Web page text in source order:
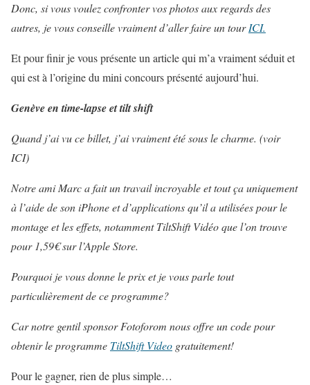
Donc, si vous voulez confronter vos photos aux regards des
autres, je vous conseille vraiment d’aller faire un tourICI.
Et pour finir je vous présente un article qui m’a vraiment séduit et
qui est à l’origine du mini concours présenté aujourd’hui.
Genève en time-lapse et tilt shift
Quand j’ai vu ce billet, j’ai vraiment été sous le charme. (voir
ICI)
Notre ami Marc a fait un travail incroyable et tout ça uniquement
à l’aide de son iPhone et d’applications qu’il a utilisées pour le
montage et les effets, notamment TiltShift Vidéo que l’on trouve
pour 1,59€ sur l’Apple Store.
Pourquoi je vous donne le prix et je vous parle tout
particulièrement de ce programme?
Car notre gentil sponsor Fotoforom nous offre un code pour
obtenir le programme TiltShift Video gratuitement!
Pour le gagner, rien de plus simple…